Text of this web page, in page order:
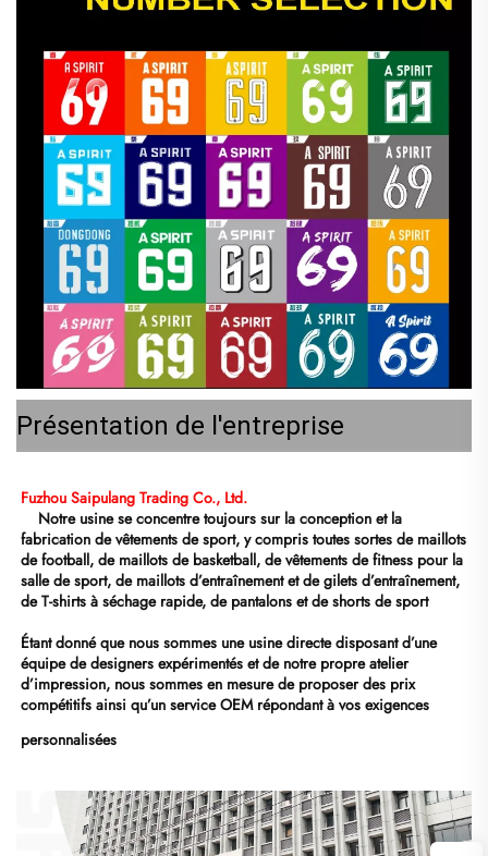
Présentation de l'entreprise
Fuzhou Saipulang Trading Co., Ltd.
Notre usine se concentre toujours sur la conception et la
fabrication de vêtements de sport, y compris toutes sortes de maillots
de football, de maillots de basketball, de vêtements de fitness pour la
salle de sport, de maillots d’entraînement et de gilets d’entraînement,
de T-shirts à séchage rapide, de pantalons et de shorts de sport
Étant donné que nous sommes une usine directe disposant d’une
équipe de designers expérimentés et de notre propre atelier
d’impression, nous sommes en mesure de proposer des prix
compétitifs ainsi qu’un service OEM répondant à vos exigences
personnalisées